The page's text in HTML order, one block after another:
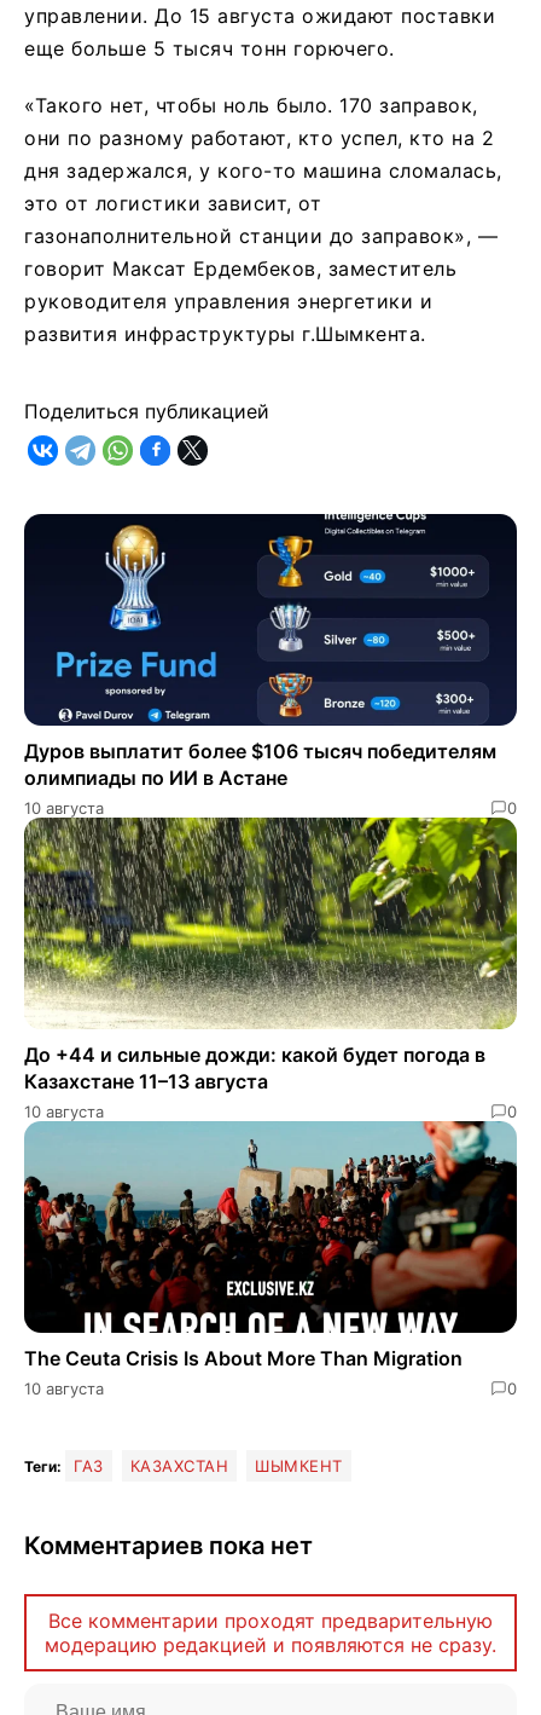
управлении. До 15 августа ожидают поставки
еще больше 5 тысяч тонн горючего.
«Такого нет, чтобы ноль было. 170 заправок,
они по разному работают, кто успел, кто на 2
дня задержался, у кого-то машина сломалась,
это от логистики зависит, от
газонаполнительной станции до заправок», —
говорит Максат Ердембеков, заместитель
руководителя управления энергетики и
развития инфраструктуры г.Шымкента.
Поделиться публикацией
Дуров выплатит более $106 тысяч победителям
олимпиады по ИИ в Астане
10 августа 0
До +44 и сильные дожди: какой будет погода в
Казахстане 11–13 августа
10 августа 0
The Ceuta Crisis Is About More Than Migration
10 августа 0
Теги: ГАЗ КАЗАХСТАН ШЫМКЕНТ
Комментариев пока нет
Все комментарии проходят предварительную
модерацию редакцией и появляются не сразу.